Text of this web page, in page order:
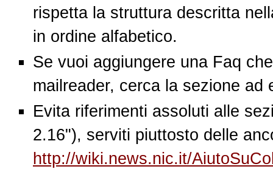
rispetta la struttura descritta
in ordine alfabetico.
Se vuoi aggiungere una Faq
mailreader, cerca la sezione ad
Evita riferimenti assoluti alle
2.16"), serviti piuttosto delle
http://wiki.news.nic.it/